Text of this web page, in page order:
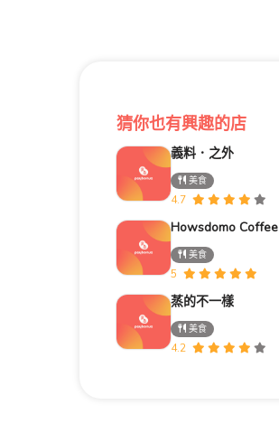
猜你也有興趣的店
義料．之外
美食
4.7
Howsdomo Coffee
美食
5
蒸的不一樣
美食
4.2